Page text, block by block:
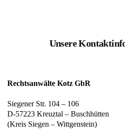
Unsere
Rechtsanwälte Kotz GbR
Siegener Str. 104 – 106
D-57223 Kreuztal – Buschhütten
(Kreis Siegen – Wittgenstein)